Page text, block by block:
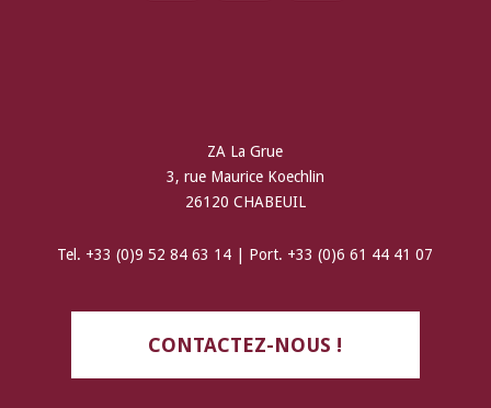
ZA La Grue
3, rue Maurice Koechlin
26120 CHABEUIL
Tel. +33 (0)9 52 84 63 14 | Port. +33 (0)6 61 44 41 07
CONTACTEZ-NOUS !